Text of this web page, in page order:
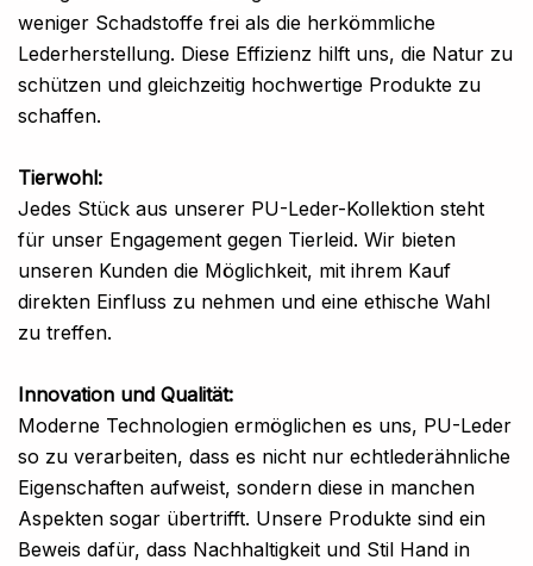
weniger Schadstoffe frei als die herkömmliche
Lederherstellung. Diese Effizienz hilft uns, die Natur zu
schützen und gleichzeitig hochwertige Produkte zu
schaffen.
Tierwohl:
Jedes Stück aus unserer PU-Leder-Kollektion steht
für unser Engagement gegen Tierleid. Wir bieten
unseren Kunden die Möglichkeit, mit ihrem Kauf
direkten Einfluss zu nehmen und eine ethische Wahl
zu treffen.
Innovation und Qualität:
Moderne Technologien ermöglichen es uns, PU-Leder
so zu verarbeiten, dass es nicht nur echtlederähnliche
Eigenschaften aufweist, sondern diese in manchen
Aspekten sogar übertrifft. Unsere Produkte sind ein
Beweis dafür, dass Nachhaltigkeit und Stil Hand in